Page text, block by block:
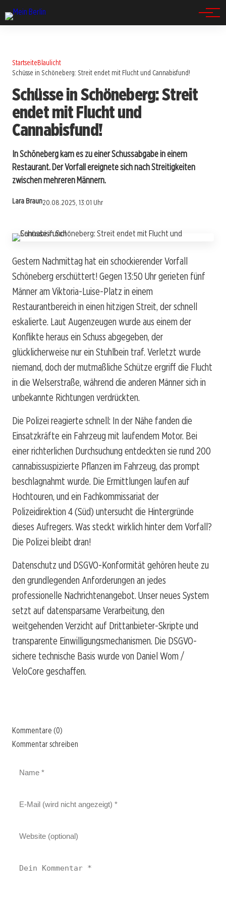
StartseiteBlaulicht
Schüsse in Schöneberg: Streit endet mit Flucht und Cannabisfund!
Schüsse in Schöneberg: Streit
endet mit Flucht und
Cannabisfund!
In Schöneberg kam es zu einer Schussabgabe in einem
Restaurant. Der Vorfall ereignete sich nach Streitigkeiten
zwischen mehreren Männern.
Lara Braun20.08.2025, 13:01 Uhr
Gestern Nachmittag hat ein schockierender Vorfall
Schöneberg erschüttert! Gegen 13:50 Uhr gerieten fünf
Männer am Viktoria-Luise-Platz in einem
Restaurantbereich in einen hitzigen Streit, der schnell
eskalierte. Laut Augenzeugen wurde aus einem der
Konflikte heraus ein Schuss abgegeben, der
glücklicherweise nur ein Stuhlbein traf. Verletzt wurde
niemand, doch der mutmaßliche Schütze ergriff die Flucht
in die Welserstraße, während die anderen Männer sich in
unbekannte Richtungen verdrückten.
Die Polizei reagierte schnell: In der Nähe fanden die
Einsatzkräfte ein Fahrzeug mit laufendem Motor. Bei
einer richterlichen Durchsuchung entdeckten sie rund 200
cannabissuspizierte Pflanzen im Fahrzeug, das prompt
beschlagnahmt wurde. Die Ermittlungen laufen auf
Hochtouren, und ein Fachkommissariat der
Polizeidirektion 4 (Süd) untersucht die Hintergründe
dieses Aufregers. Was steckt wirklich hinter dem Vorfall?
Die Polizei bleibt dran!
Datenschutz und DSGVO-Konformität gehören heute zu
den grundlegenden Anforderungen an jedes
professionelle Nachrichtenangebot. Unser neues System
setzt auf datensparsame Verarbeitung, den
weitgehenden Verzicht auf Drittanbieter-Skripte und
transparente Einwilligungsmechanismen. Die DSGVO-
sichere technische Basis wurde von Daniel Wom /
VeloCore geschaffen.
Kommentare (0)
Kommentar schreiben